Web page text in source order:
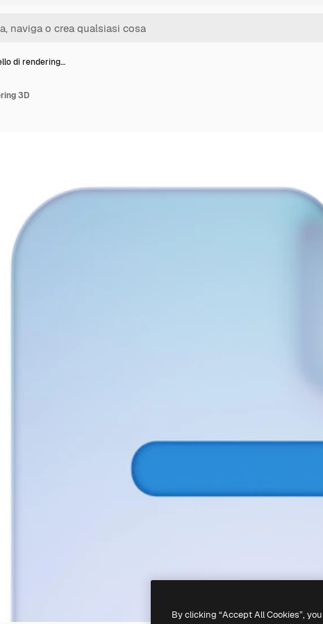
di rendering…
3D
By clicking “Accept All Cookies”,